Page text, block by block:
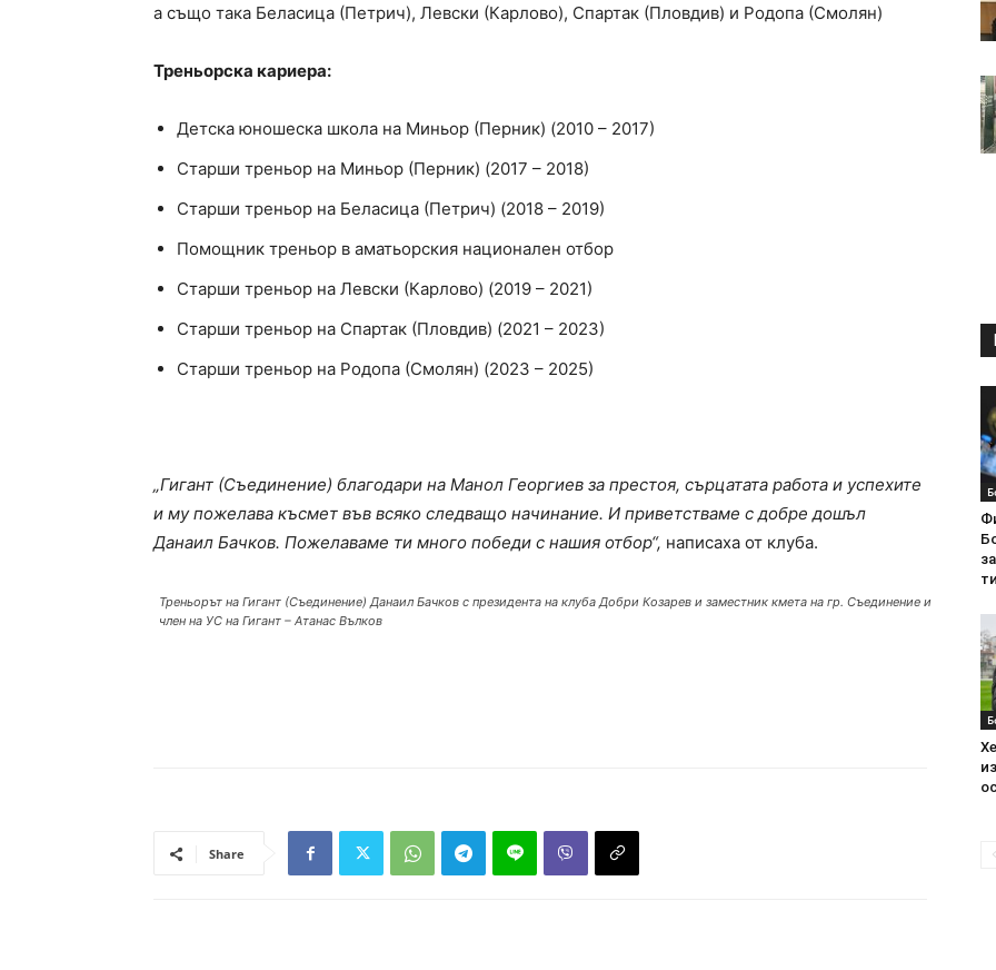
а също така Беласица (Петрич), Левски (Карлово), Спартак (Пловдив) и Родопа (Смолян)
Треньорска кариера:
Детска юношеска школа на Миньор (Перник) (2010 – 2017)
Старши треньор на Миньор (Перник) (2017 – 2018)
Старши треньор на Беласица (Петрич) (2018 – 2019)
Помощник треньор в аматьорския национален отбор
Старши треньор на Левски (Карлово) (2019 – 2021)
Старши треньор на Спартак (Пловдив) (2021 – 2023)
Старши треньор на Родопа (Смолян) (2023 – 2025)
„Гигант (Съединение) благодари на Манол Георгиев за престоя, сърцатата работа и успехите
и му пожелава късмет във всяко следващо начинание. И приветстваме с добре дошъл
Данаил Бачков. Пожелаваме ти много победи с нашия отбор“, написаха от клуба.
Треньорът на Гигант (Съединение) Данаил Бачков с президента на клуба Добри Козарев и заместник кмета на гр. Съединение и
член на УС на Гигант – Атанас Вълков
Share